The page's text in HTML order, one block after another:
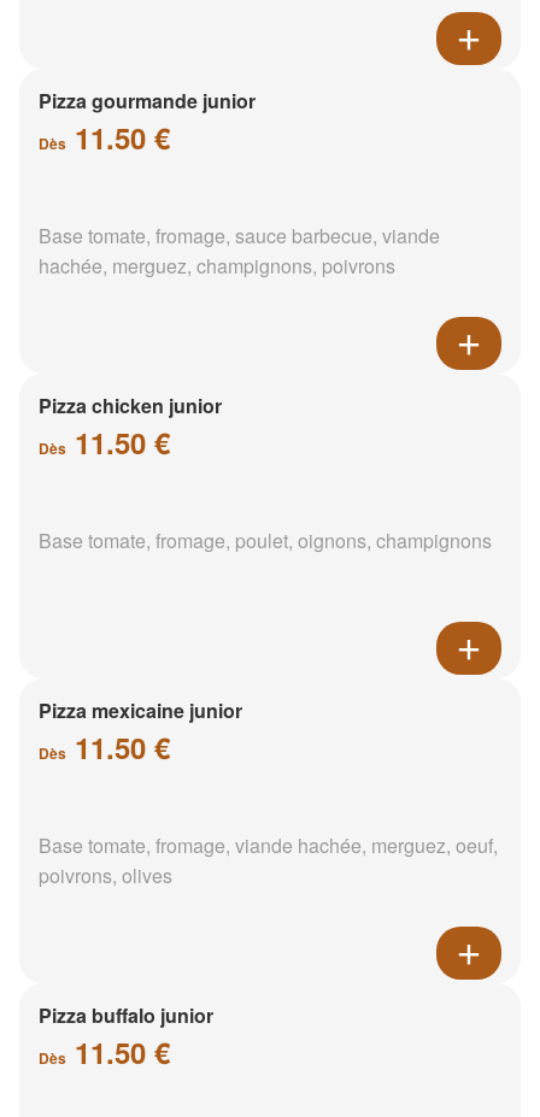
Pizza gourmande junior
Dès 11.50 €
Base tomate, fromage, sauce barbecue, viande
hachée, merguez, champignons, poivrons
Pizza chicken junior
Dès 11.50 €
Base tomate, fromage, poulet, oignons, champignons
Pizza mexicaine junior
Dès 11.50 €
Base tomate, fromage, viande hachée, merguez, oeuf,
poivrons, olives
Pizza buffalo junior
Dès 11.50 €